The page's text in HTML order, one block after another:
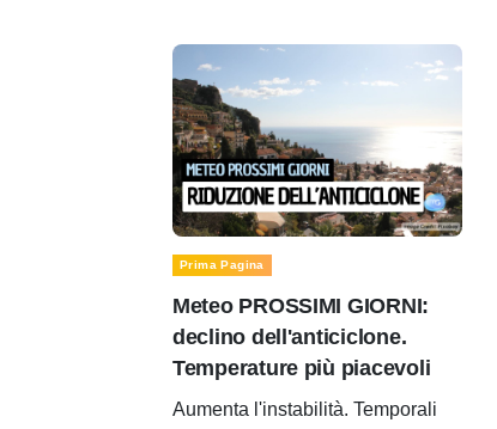
Prima Pagina
Meteo PROSSIMI GIORNI:
declino dell'anticiclone.
Temperature più piacevoli
Aumenta l'instabilità. Temporali